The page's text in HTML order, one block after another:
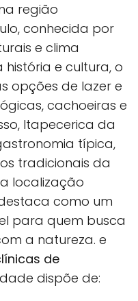
região
conhecida por
e clima
e cultura, o
opções de lazer e
cachoeiras e
Itapecerica da
típica,
tradicionais da
localização
como um
para quem busca
a natureza. e
de
dispõe de: